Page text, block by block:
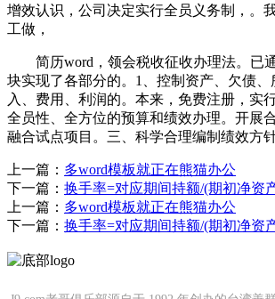
增效认识，公司决定实行全员义务制，。
工做，
简历word，领会税收征收办理法。已
块实现了各部分的。1、控制资产、欠债、
入、费用、利润的。本来，免费注册，实
全员性、全方位的预算和绩效办理。开展
融合试点项目。三、科学合理编制绩效方针
上一篇： 多word模板就正在熊猫办公
下一篇： 换手率=对应期间持额/(期初净资
上一篇： 多word模板就正在熊猫办公
下一篇： 换手率=对应期间持额/(期初净资